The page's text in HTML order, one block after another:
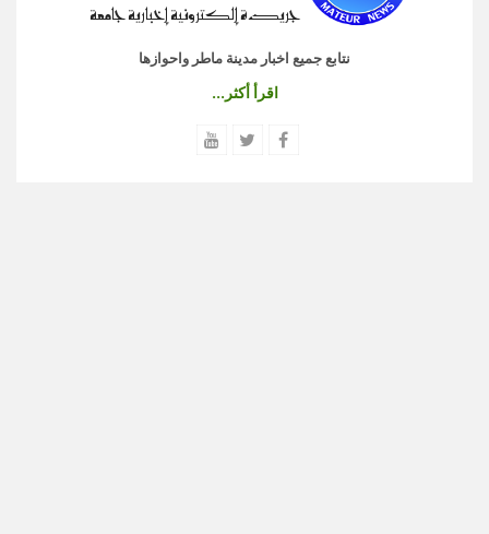
نتابع جميع اخبار مدينة ماطر واحوازها
اقرأ أكثر...